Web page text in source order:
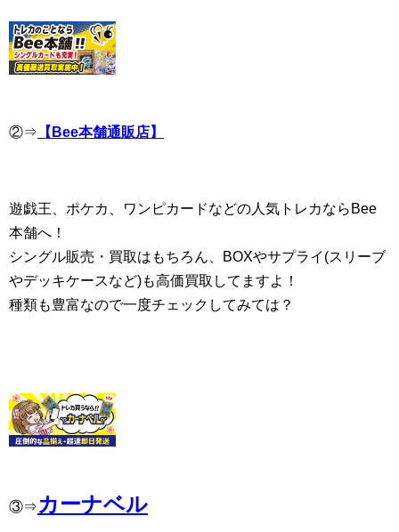
②⇒ 【Bee本舗通販店】
遊戯王、ポケカ、ワンピカードなどの人気トレカならBee
本舗へ！
シングル販売・買取はもちろん、BOXやサプライ(スリーブ
やデッキケースなど)も高価買取してますよ！
種類も豊富なので一度チェックしてみては？
③⇒ カーナベル